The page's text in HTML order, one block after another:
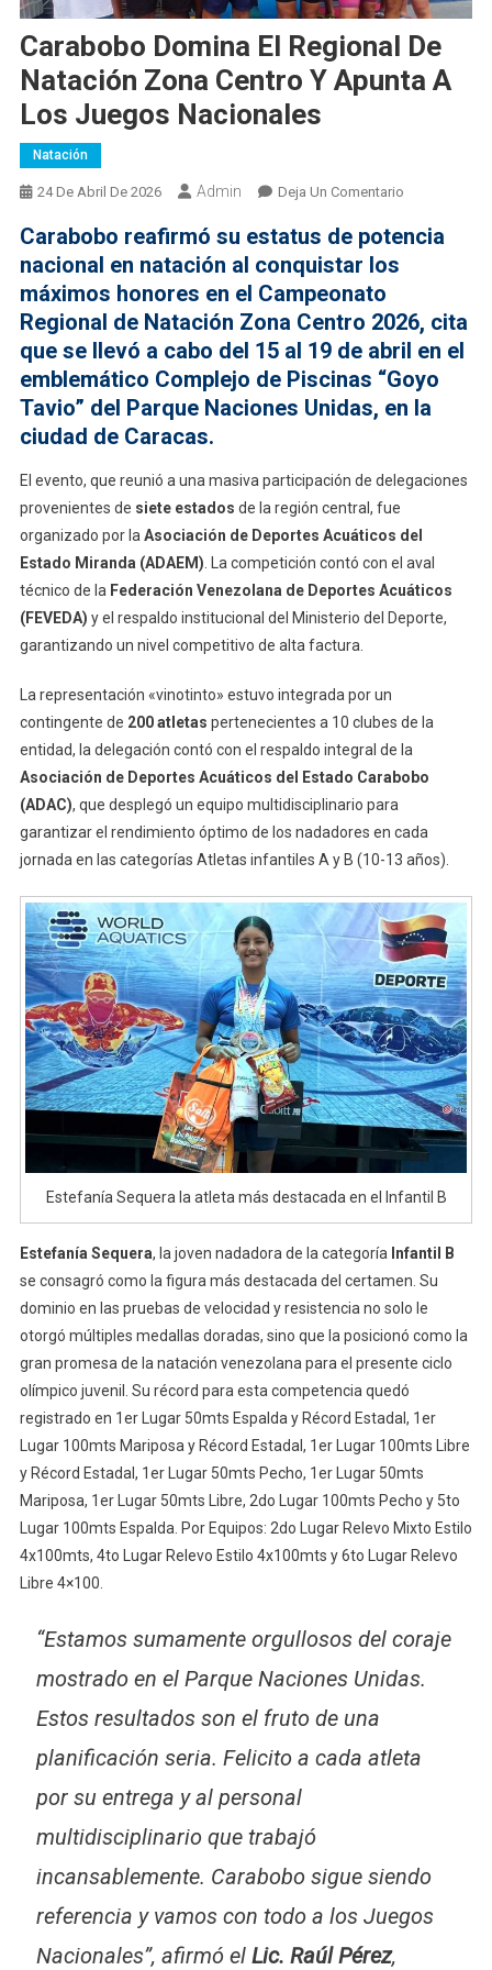
Carabobo Domina El Regional De
Natación Zona Centro Y Apunta A
Los Juegos Nacionales
Natación
24 De Abril De 2026 Admin Deja Un ComentarioEn
Domina
De
Natación
Centro
Y
Los
Nacionales
Carabobo reafirmó su estatus de potencia
nacional en natación al conquistar los
máximos honores en el Campeonato
Regional de Natación Zona Centro 2026, cita
que se llevó a cabo del 15 al 19 de abril en el
emblemático Complejo de Piscinas “Goyo
Tavio” del Parque Naciones Unidas, en la
ciudad de Caracas.
El evento, que reunió a una masiva participación de delegaciones
provenientes de siete estados de la región central, fue
organizado por la Asociación de Deportes Acuáticos del
Estado Miranda (ADAEM) . La competición contó con el aval
técnico de la Federación Venezolana de Deportes Acuáticos
(FEVEDA) y el respaldo institucional del Ministerio del Deporte,
garantizando un nivel competitivo de alta factura.
La representación «vinotinto» estuvo integrada por un
contingente de 200 atletas pertenecientes a 10 clubes de la
entidad, la delegación contó con el respaldo integral de la
Asociación de Deportes Acuáticos del Estado Carabobo
(ADAC), que desplegó un equipo multidisciplinario para
garantizar el rendimiento óptimo de los nadadores en cada
jornada en las categorías Atletas infantiles A y B (10-13 años).
Estefanía Sequera la atleta más destacada en el Infantil B
Estefanía Sequera, la joven nadadora de la categoría Infantil B
se consagró como la figura más destacada del certamen. Su
dominio en las pruebas de velocidad y resistencia no solo le
otorgó múltiples medallas doradas, sino que la posicionó como la
gran promesa de la natación venezolana para el presente ciclo
olímpico juvenil. Su récord para esta competencia quedó
registrado en 1er Lugar 50mts Espalda y Récord Estadal, 1er
Lugar 100mts Mariposa y Récord Estadal, 1er Lugar 100mts Libre
y Récord Estadal, 1er Lugar 50mts Pecho, 1er Lugar 50mts
Mariposa, 1er Lugar 50mts Libre, 2do Lugar 100mts Pecho y 5to
Lugar 100mts Espalda. Por Equipos: 2do Lugar Relevo Mixto Estilo
4x100mts, 4to Lugar Relevo Estilo 4x100mts y 6to Lugar Relevo
Libre 4×100.
“Estamos sumamente orgullosos del coraje
mostrado en el Parque Naciones Unidas.
Estos resultados son el fruto de una
planificación seria. Felicito a cada atleta
por su entrega y al personal
multidisciplinario que trabajó
incansablemente. Carabobo sigue siendo
referencia y vamos con todo a los Juegos
Nacionales”, afirmó el Lic. Raúl Pérez,